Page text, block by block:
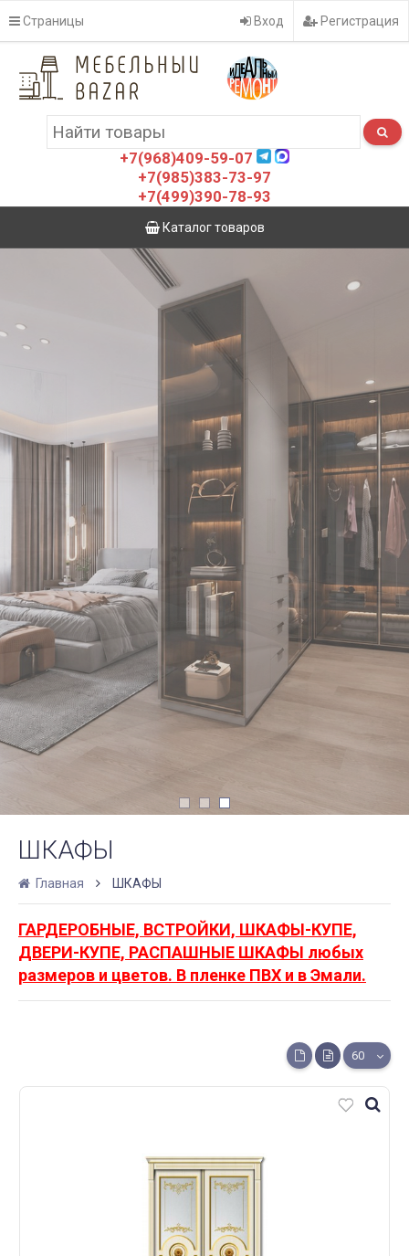
Страницы Вход Регистрация
+7(968)409-59-07
+7(985)383-73-97
+7(499)390-78-93
Каталог товаров
ШКАФЫ
Главная ШКАФЫ
ГАРДЕРОБНЫЕ, ВСТРОЙКИ, ШКАФЫ-КУПЕ,
ДВЕРИ-КУПЕ, РАСПАШНЫЕ ШКАФЫ любых
размеров и цветов. В пленке ПВХ и в Эмали.
60